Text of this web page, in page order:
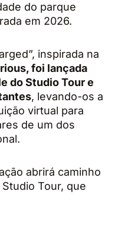
do parque
em 2026.
inspirada na
foi lançada
do Studio Tour e
, levando-os a
virtual para
de um dos
abrirá caminho
Tour, que